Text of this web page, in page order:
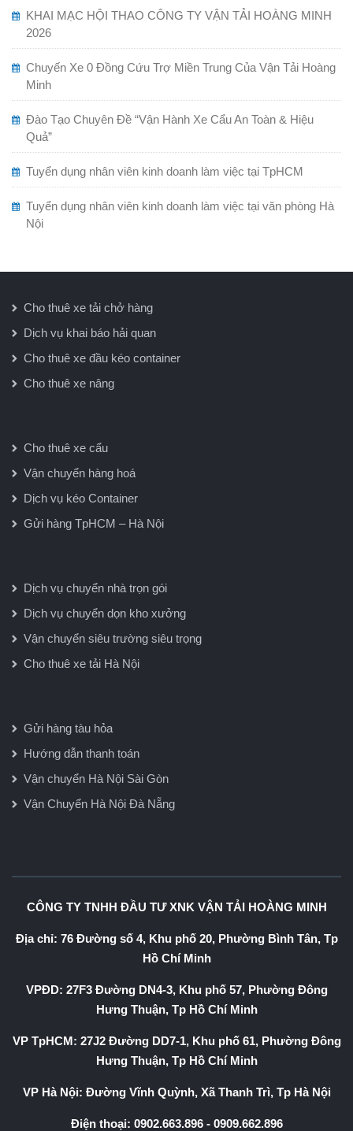
KHAI MẠC HỘI THAO CÔNG TY VẬN TẢI HOÀNG MINH
2026
Chuyến Xe 0 Đồng Cứu Trợ Miền Trung Của Vận Tải Hoàng
Minh
Đào Tạo Chuyên Đề “Vận Hành Xe Cẩu An Toàn & Hiệu
Quả”
Tuyển dụng nhân viên kinh doanh làm việc tại TpHCM
Tuyển dụng nhân viên kinh doanh làm việc tại văn phòng Hà
Nội
Cho thuê xe tải chở hàng
Dịch vụ khai báo hải quan
Cho thuê xe đầu kéo container
Cho thuê xe nâng
Cho thuê xe cẩu
Vận chuyển hàng hoá
Dịch vụ kéo Container
Gửi hàng TpHCM – Hà Nội
Dịch vụ chuyển nhà trọn gói
Dịch vụ chuyển dọn kho xưởng
Vận chuyển siêu trường siêu trọng
Cho thuê xe tải Hà Nội
Gửi hàng tàu hỏa
Hướng dẫn thanh toán
Vận chuyển Hà Nội Sài Gòn
Vận Chuyển Hà Nội Đà Nẵng
CÔNG TY TNHH ĐẦU TƯ XNK VẬN TẢI HOÀNG MINH
Địa chỉ: 76 Đường số 4, Khu phố 20, Phường Bình Tân, Tp
Hồ Chí Minh
VPĐD: 27F3 Đường DN4-3, Khu phố 57, Phường Đông
Hưng Thuận, Tp Hồ Chí Minh
VP TpHCM: 27J2 Đường DD7-1, Khu phố 61, Phường Đông
Hưng Thuận, Tp Hồ Chí Minh
VP Hà Nội: Đường Vĩnh Quỳnh, Xã Thanh Trì, Tp Hà Nội
Điện thoại: 0902.663.896- 0909.662.896